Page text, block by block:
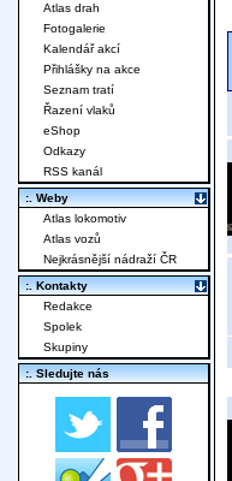
Atlas drah
Fotogalerie
Kalendář akcí
Přihlášky na akce
Seznam tratí
Řazení vlaků
eShop
Odkazy
RSS kanál
:. Weby
Atlas lokomotiv
Atlas vozů
Nejkrásnější nádraží ČR
:. Kontakty
Redakce
Spolek
Skupiny
:. Sledujte nás